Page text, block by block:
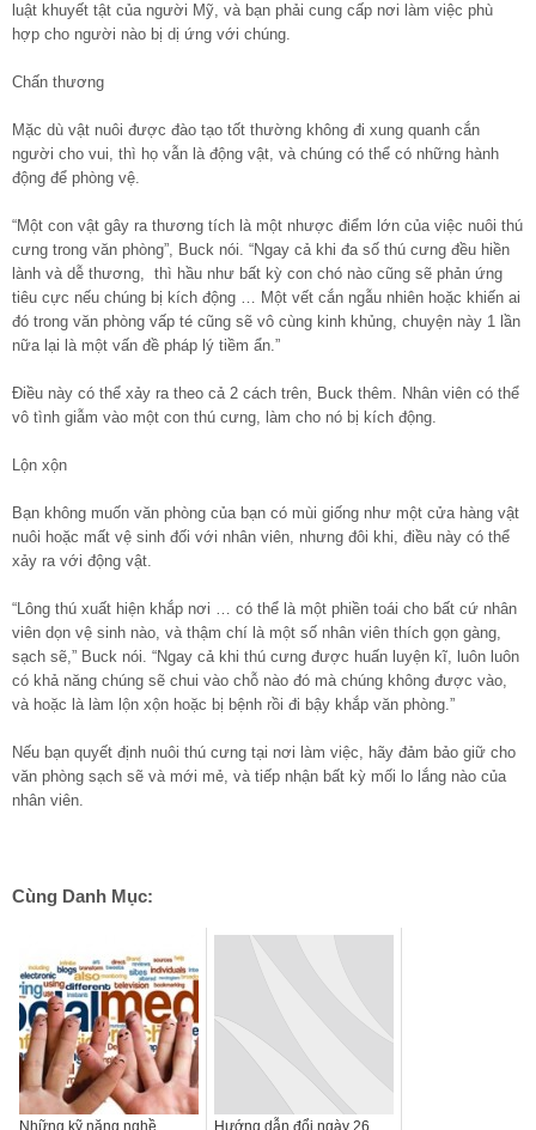
luật khuyết tật của người Mỹ, và bạn phải cung cấp nơi làm việc phù
hợp cho người nào bị dị ứng với chúng.
Chấn thương
Mặc dù vật nuôi được đào tạo tốt thường không đi xung quanh cắn
người cho vui, thì họ vẫn là động vật, và chúng có thể có những hành
động để phòng vệ.
“Một con vật gây ra thương tích là một nhược điểm lớn của việc nuôi thú
cưng trong văn phòng”, Buck nói. “Ngay cả khi đa số thú cưng đều hiền
lành và dễ thương, thì hầu như bất kỳ con chó nào cũng sẽ phản ứng
tiêu cực nếu chúng bị kích động … Một vết cắn ngẫu nhiên hoặc khiến ai
đó trong văn phòng vấp té cũng sẽ vô cùng kinh khủng, chuyện này 1 lần
nữa lại là một vấn đề pháp lý tiềm ẩn.”
Điều này có thể xảy ra theo cả 2 cách trên, Buck thêm. Nhân viên có thể
vô tình giẫm vào một con thú cưng, làm cho nó bị kích động.
Lộn xộn
Bạn không muốn văn phòng của bạn có mùi giống như một cửa hàng vật
nuôi hoặc mất vệ sinh đối với nhân viên, nhưng đôi khi, điều này có thể
xảy ra với động vật.
“Lông thú xuất hiện khắp nơi … có thể là một phiền toái cho bất cứ nhân
viên dọn vệ sinh nào, và thậm chí là một số nhân viên thích gọn gàng,
sạch sẽ,” Buck nói. “Ngay cả khi thú cưng được huấn luyện kĩ, luôn luôn
có khả năng chúng sẽ chui vào chỗ nào đó mà chúng không được vào,
và hoặc là làm lộn xộn hoặc bị bệnh rồi đi bậy khắp văn phòng.”
Nếu bạn quyết định nuôi thú cưng tại nơi làm việc, hãy đảm bảo giữ cho
văn phòng sạch sẽ và mới mẻ, và tiếp nhận bất kỳ mối lo lắng nào của
nhân viên.
Cùng Danh Mục: